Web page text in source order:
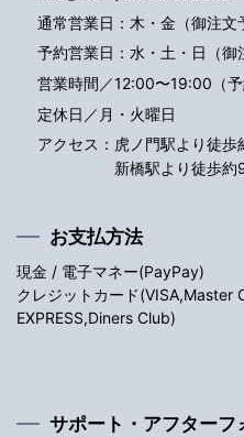
通常営業日：木・金（御注文
予約営業日：水・土・日（御
営業時間／12:00〜19:00（予
定休日／月・火曜日
アクセス： 虎ノ門駅より徒歩
新橋駅より徒歩約
お支払方法
現金 / 電子マネー(PayPay)
クレジットカード(VISA,Master
EXPRESS,Diners Club)
サポート・アフターフ